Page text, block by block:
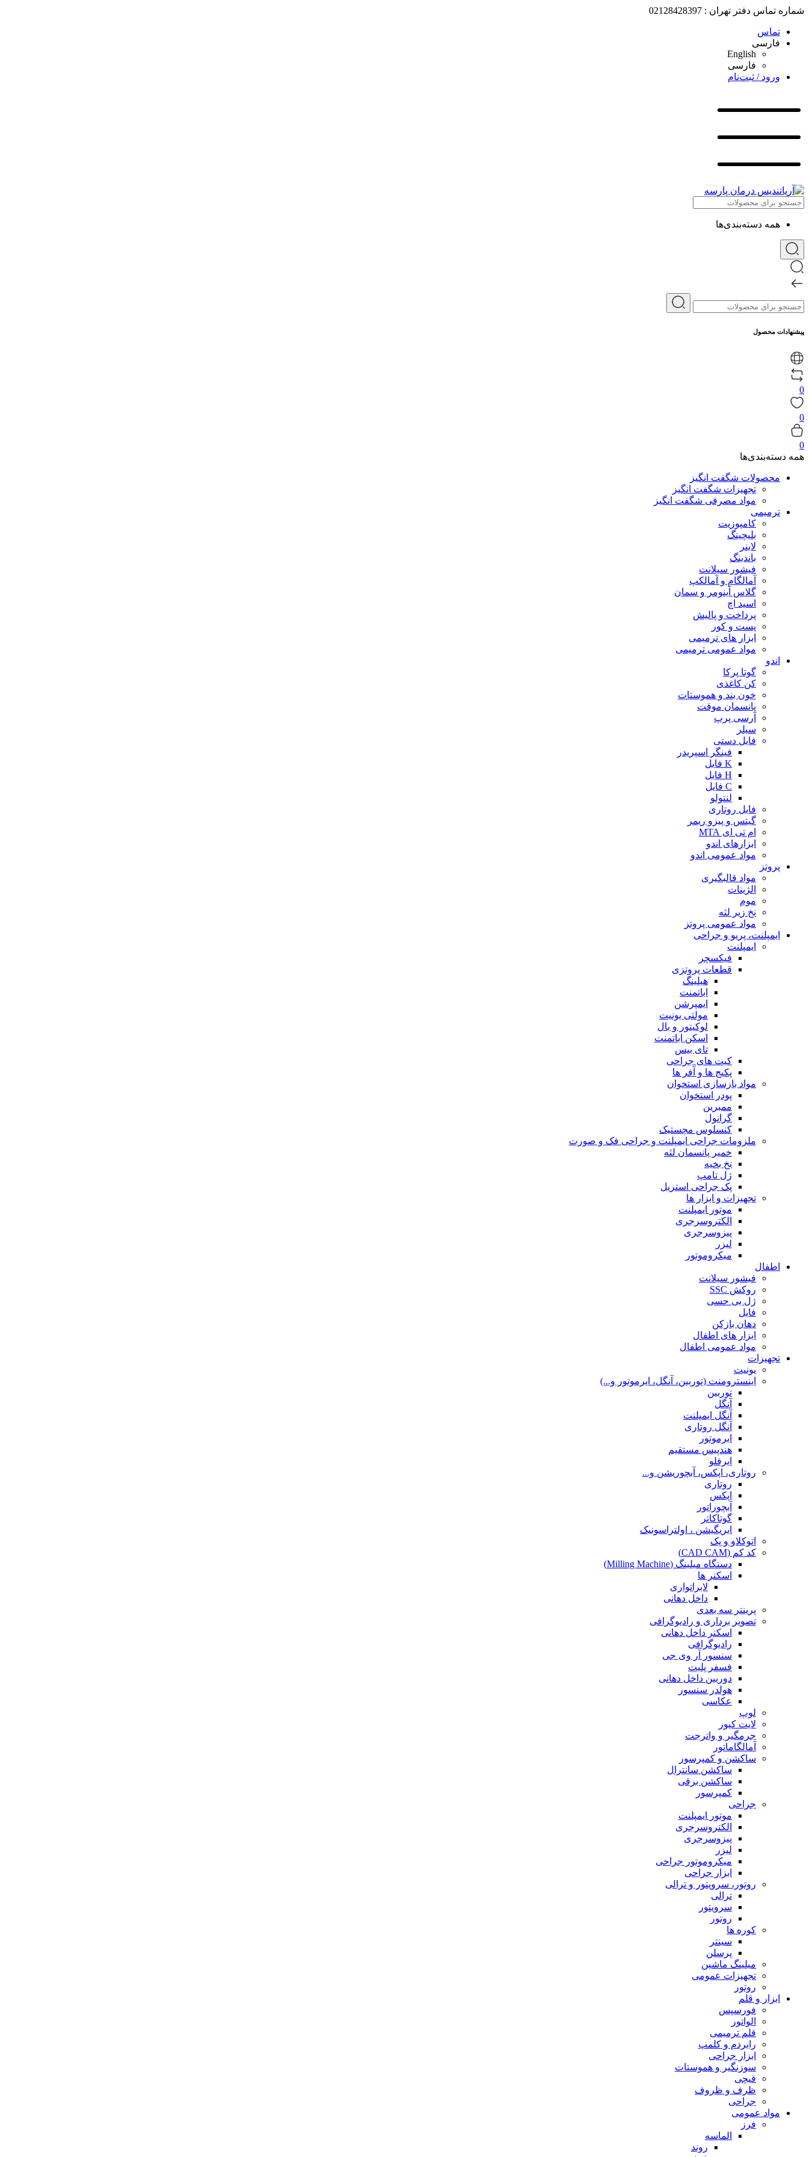
شماره تماس دفتر تهران : 02128428397
تماس
فارسی
English
فارسی
ورود / ثبت‌نام
همه دسته‌بندی‌ها
پیشنهادات محصول
0
0
0
همه دسته‌بندی‌ها
محصولات شگفت انگیز
تجهیزات شگفت انگیز
مواد مصرفی شگفت انگیز
ترمیمی
کامپوزیت
بلیچینگ
لاینر
باندینگ
فیشور سیلانت
آمالگام و آمالکپ
گلاس آینومر و سمان
اسید اچ
پرداخت و پالیش
پست و کور
ابزار های ترمیمی
مواد عمومی ترمیمی
اندو
گوتا پرکا
کن کاغذی
خون بند و هموستات
پانسمان موقت
آرسی پرپ
سیلر
فایل دستی
فینگر اسپریدر
K فایل
H فایل
C فایل
لنتولو
فایل روتاری
گیتس و پیزو ریمر
ام تی ای MTA
ابزارهای اندو
مواد عمومی اندو
پروتز
مواد قالبگیری
الژینات
موم
نخ زیر لثه
مواد عمومی پروتز
ایمپلنت، پریو و جراحی
ایمپلنت
فیکسچر
قطعات پروتزی
هیلینگ
اباتمنت
ایمپرشن
مولتی یونیت
لوکیتور و بال
اسکن اباتمنت
تای بیس
کیت های جراحی
پکیج ها و آفر ها
مواد بازسازی استخوان
پودر استخوان
ممبرین
گرانول
کنسلوس مچستیک
ملزومات جراحی ایمپلنت و جراحی فک و صورت
خمیر پانسمان لثه
نخ بخیه
ژل تامپ
پک جراحی استریل
تجهیزات و ابزار ها
موتور ایمپلنت
الکتروسرجری
پیزوسرجری
لیزر
میکروموتور
اطفال
فیشور سیلانت
روکش SSC
ژل بی حسی
فایل
دهان بازکن
ابزار های اطفال
مواد عمومی اطفال
تجهیزات
یونیت
اینسترومنت (توربین، آنگل، ایرموتور و...)
توربین
آنگل
آنگل ایمپلنت
آنگل روتاری
ایرموتور
هندپیس مستقیم
ایرفلو
روتاری، اپکس، آبچوریشن و...
روتاری
اپکس
آبچوراتور
گوتاکاتر
ایریگیشن ، اولتراسونیک
اتوکلاو و پک
کد کم (CAD CAM)
دستگاه میلینگ (Milling Machine)
اسکنر ها
لابراتواری
داخل دهانی
پرینتر سه بعدی
تصویر برداری و رادیوگرافی
اسکنر داخل دهانی
رادیوگرافی
سنسور آر وی جی
فسفر پلیت
دوربین داخل دهانی
هولدر سنسور
عکاسی
لوپ
لایت کیور
جرمگیر و واترجت
آمالگاماتور
ساکشن و کمپرسور
ساکشن سانترال
ساکشن برقی
کمپرسور
جراحی
موتور ایمپلنت
الکتروسرجری
پیزوسرجری
لیزر
میکروموتور جراحی
ابزار جراحی
روتور، سرویتور و ترالی
ترالی
سرویتور
روتور
کوره ها
سینتر
پرسلن
میلینگ ماشین
تجهیزات عمومی
روتور
ابزار و قلم
فورسپس
الواتور
قلم ترمیمی
رابردم و کلمپ
ابزار جراحی
سوزنگیر و هموستات
قیچی
ظرف و ظروف
جراحی
مواد عمومی
فرز
الماسه
روند